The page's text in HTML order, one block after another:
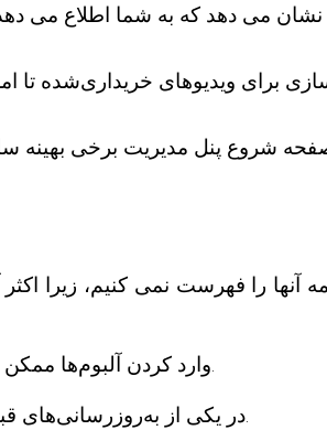
وارد کردن آلبوم‌ها ممکن است منجر به مرتب‌سازی اشتباه تصویر شود (بعد از 6.3.0).
در یکی از به‌روزرسانی‌های قبلی، پلاگین مترادف ساز برای آلبوم‌ها به درستی کار نمی‌کند.